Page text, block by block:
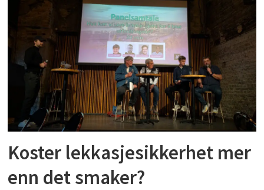
Koster lekkasjesikkerhet mer
enn det smaker?